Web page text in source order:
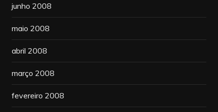
junho 2008
maio 2008
abril 2008
março 2008
fevereiro 2008